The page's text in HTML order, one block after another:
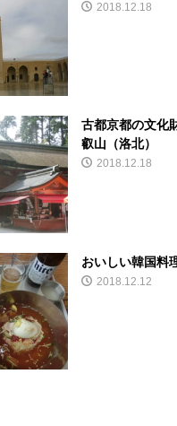
2018.12.18
古都京都の文
叡山（洛北）
2018.12.18
おいしい韓国
2018.12.12